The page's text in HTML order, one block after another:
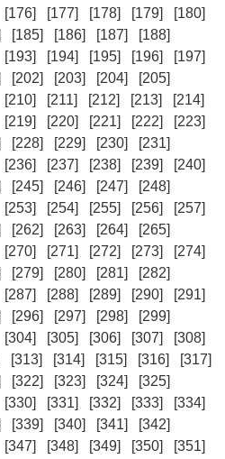
[176] [177] [178] [179]
[180]
[185] [186] [187]
[188]
[193] [194] [195] [196]
[197]
[202] [203] [204]
[205]
[210] [211] [212] [213]
[214]
[219] [220] [221] [222]
[223]
[228] [229] [230]
[231]
[236] [237] [238] [239]
[240]
[245] [246] [247]
[248]
[253] [254] [255] [256]
[257]
[262] [263] [264]
[265]
[270] [271] [272] [273]
[274]
[279] [280] [281]
[282]
[287] [288] [289] [290]
[291]
[296] [297] [298]
[299]
[304] [305] [306] [307]
[308]
[313] [314] [315] [316]
[317]
[322] [323] [324]
[325]
[330] [331] [332] [333]
[334]
[339] [340] [341]
[342]
[347] [348] [349] [350]
[351]